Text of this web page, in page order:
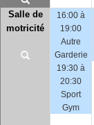
Salle de
motricité
16:00 à
19:00
Autre
Garderie
19:30 à
20:30
Sport
Gym